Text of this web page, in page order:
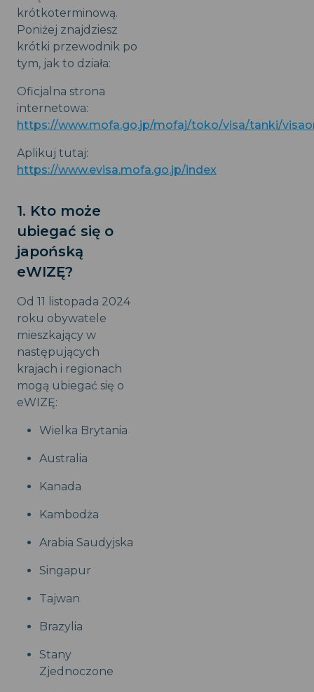
krótkoterminową.
Poniżej znajdziesz
krótki przewodnik po
tym, jak to działa:
Oficjalna strona
internetowa:
https://www.mofa.go.jp/mofaj/toko/visa/tanki/
Aplikuj tutaj:
https://www.evisa.mofa.go.jp/index
1. Kto może
ubiegać się o
japońską
eWIZĘ?
Od 11 listopada 2024
roku obywatele
mieszkający w
następujących
krajach i regionach
mogą ubiegać się o
eWIZĘ:
Wielka Brytania
Australia
Kanada
Kambodża
Arabia Saudyjska
Singapur
Tajwan
Brazylia
Stany
Zjednoczone